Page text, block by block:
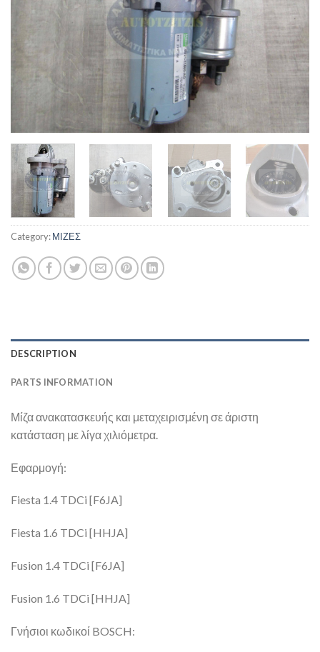
Category:ΜΙΖΕΣ
DESCRIPTION
PARTS INFORMATION
Μίζα ανακατασκευής και μεταχειρισμένη σε άριστη
κατάσταση με λίγα χιλιόμετρα.
Εφαρμογή:
Fiesta 1.4 TDCi [F6JA]
Fiesta 1.6 TDCi [HHJA]
Fusion 1.4 TDCi [F6JA]
Fusion 1.6 TDCi [HHJA]
Γνήσιοι κωδικοί BOSCH: